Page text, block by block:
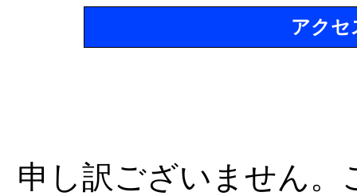
アクセ
申し訳ございません